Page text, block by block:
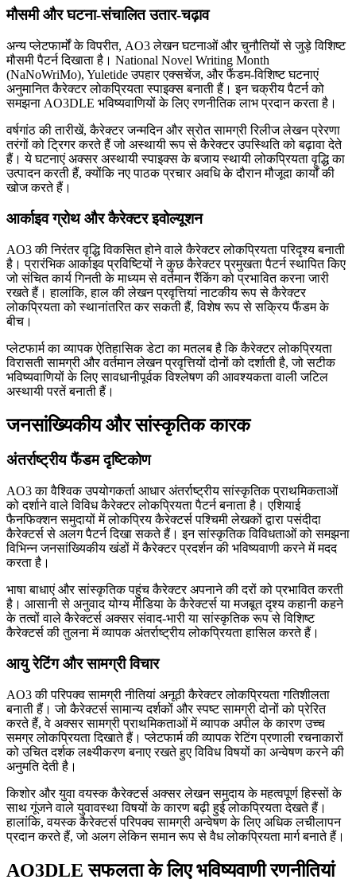
मौसमी और घटना-संचालित उतार-चढ़ाव
अन्य प्लेटफार्मों के विपरीत, AO3 लेखन घटनाओं और चुनौतियों से जुड़े विशिष्ट
मौसमी पैटर्न दिखाता है। National Novel Writing Month
(NaNoWriMo), Yuletide उपहार एक्सचेंज, और फैंडम-विशिष्ट घटनाएं
अनुमानित कैरेक्टर लोकप्रियता स्पाइक्स बनाती हैं। इन चक्रीय पैटर्न को
समझना AO3DLE भविष्यवाणियों के लिए रणनीतिक लाभ प्रदान करता है।
वर्षगांठ की तारीखें, कैरेक्टर जन्मदिन और स्रोत सामग्री रिलीज लेखन प्रेरणा
तरंगों को ट्रिगर करते हैं जो अस्थायी रूप से कैरेक्टर उपस्थिति को बढ़ावा देते
हैं। ये घटनाएं अक्सर अस्थायी स्पाइक्स के बजाय स्थायी लोकप्रियता वृद्धि का
उत्पादन करती हैं, क्योंकि नए पाठक प्रचार अवधि के दौरान मौजूदा कार्यों की
खोज करते हैं।
आर्काइव ग्रोथ और कैरेक्टर इवोल्यूशन
AO3 की निरंतर वृद्धि विकसित होने वाले कैरेक्टर लोकप्रियता परिदृश्य बनाती
है। प्रारंभिक आर्काइव प्रविष्टियों ने कुछ कैरेक्टर प्रमुखता पैटर्न स्थापित किए
जो संचित कार्य गिनती के माध्यम से वर्तमान रैंकिंग को प्रभावित करना जारी
रखते हैं। हालांकि, हाल की लेखन प्रवृत्तियां नाटकीय रूप से कैरेक्टर
लोकप्रियता को स्थानांतरित कर सकती हैं, विशेष रूप से सक्रिय फैंडम के
बीच।
प्लेटफार्म का व्यापक ऐतिहासिक डेटा का मतलब है कि कैरेक्टर लोकप्रियता
विरासती सामग्री और वर्तमान लेखन प्रवृत्तियों दोनों को दर्शाती है, जो सटीक
भविष्यवाणियों के लिए सावधानीपूर्वक विश्लेषण की आवश्यकता वाली जटिल
अस्थायी परतें बनाती हैं।
जनसांख्यिकीय और सांस्कृतिक कारक
अंतर्राष्ट्रीय फैंडम दृष्टिकोण
AO3 का वैश्विक उपयोगकर्ता आधार अंतर्राष्ट्रीय सांस्कृतिक प्राथमिकताओं
को दर्शाने वाले विविध कैरेक्टर लोकप्रियता पैटर्न बनाता है। एशियाई
फैनफिक्शन समुदायों में लोकप्रिय कैरेक्टर्स पश्चिमी लेखकों द्वारा पसंदीदा
कैरेक्टर्स से अलग पैटर्न दिखा सकते हैं। इन सांस्कृतिक विविधताओं को समझना
विभिन्न जनसांख्यिकीय खंडों में कैरेक्टर प्रदर्शन की भविष्यवाणी करने में मदद
करता है।
भाषा बाधाएं और सांस्कृतिक पहुंच कैरेक्टर अपनाने की दरों को प्रभावित करती
है। आसानी से अनुवाद योग्य मीडिया के कैरेक्टर्स या मजबूत दृश्य कहानी कहने
के तत्वों वाले कैरेक्टर्स अक्सर संवाद-भारी या सांस्कृतिक रूप से विशिष्ट
कैरेक्टर्स की तुलना में व्यापक अंतर्राष्ट्रीय लोकप्रियता हासिल करते हैं।
आयु रेटिंग और सामग्री विचार
AO3 की परिपक्व सामग्री नीतियां अनूठी कैरेक्टर लोकप्रियता गतिशीलता
बनाती हैं। जो कैरेक्टर्स सामान्य दर्शकों और स्पष्ट सामग्री दोनों को प्रेरित
करते हैं, वे अक्सर सामग्री प्राथमिकताओं में व्यापक अपील के कारण उच्च
समग्र लोकप्रियता दिखाते हैं। प्लेटफार्म की व्यापक रेटिंग प्रणाली रचनाकारों
को उचित दर्शक लक्ष्यीकरण बनाए रखते हुए विविध विषयों का अन्वेषण करने की
अनुमति देती है।
किशोर और युवा वयस्क कैरेक्टर्स अक्सर लेखन समुदाय के महत्वपूर्ण हिस्सों के
साथ गूंजने वाले युवावस्था विषयों के कारण बढ़ी हुई लोकप्रियता देखते हैं।
हालांकि, वयस्क कैरेक्टर्स परिपक्व सामग्री अन्वेषण के लिए अधिक लचीलापन
प्रदान करते हैं, जो अलग लेकिन समान रूप से वैध लोकप्रियता मार्ग बनाते हैं।
AO3DLE सफलता के लिए भविष्यवाणी रणनीतियां